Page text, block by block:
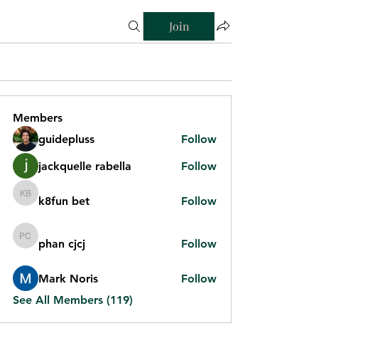
Join
Members
guidepluss
Follow
jackquelle rabella
Follow
k8fun bet
k8fun bet Follow
phan cjcj
phan cjcj Follow
Mark Noris
Follow
See All Members (119)